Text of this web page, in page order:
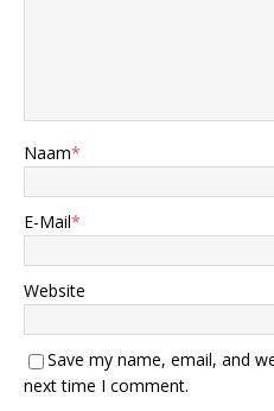
Naam*
E-Mail*
Website
Save my name, email, and
next time I comment.